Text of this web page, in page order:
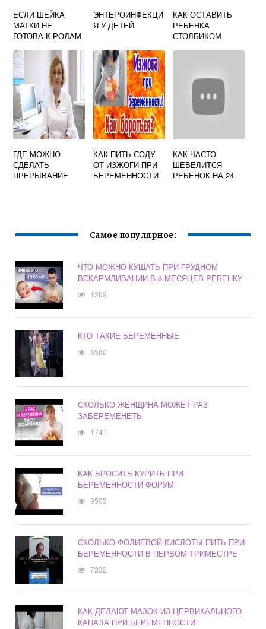
ЕСЛИ ШЕЙКА
МАТКИ НЕ
ГОТОВА К РОДАМ
ЭНТЕРОИНФЕКЦИ
Я У ДЕТЕЙ
КАК ОСТАВИТЬ
РЕБЕНКА
СТОЛБИКОМ
ГДЕ МОЖНО
СДЕЛАТЬ
ПРЕРЫВАНИЕ
КАК ПИТЬ СОДУ
ОТ ИЗЖОГИ ПРИ
БЕРЕМЕННОСТИ
КАК ЧАСТО
ШЕВЕЛИТСЯ
РЕБЕНОК НА 24
Самое популярное:
ЧТО МОЖНО КУШАТЬ ПРИ ГРУДНОМ
ВСКАРМЛИВАНИИ В 8 МЕСЯЦЕВ РЕБЕНКУ
1269
КТО ТАКИЕ БЕРЕМЕННЫЕ
8580
СКОЛЬКО ЖЕНЩИНА МОЖЕТ РАЗ
ЗАБЕРЕМЕНЕТЬ
1741
КАК БРОСИТЬ КУРИТЬ ПРИ
БЕРЕМЕННОСТИ ФОРУМ
9503
СКОЛЬКО ФОЛИЕВОЙ КИСЛОТЫ ПИТЬ ПРИ
БЕРЕМЕННОСТИ В ПЕРВОМ ТРИМЕСТРЕ
7232
КАК ДЕЛАЮТ МАЗОК ИЗ ЦЕРВИКАЛЬНОГО
КАНАЛА ПРИ БЕРЕМЕННОСТИ